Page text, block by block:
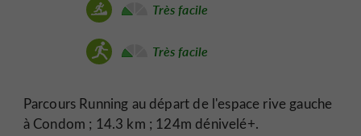
Très facile
Très facile
Parcours Running au départ de l'espace rive gauche
à Condom ; 14.3 km ; 124m dénivelé+.